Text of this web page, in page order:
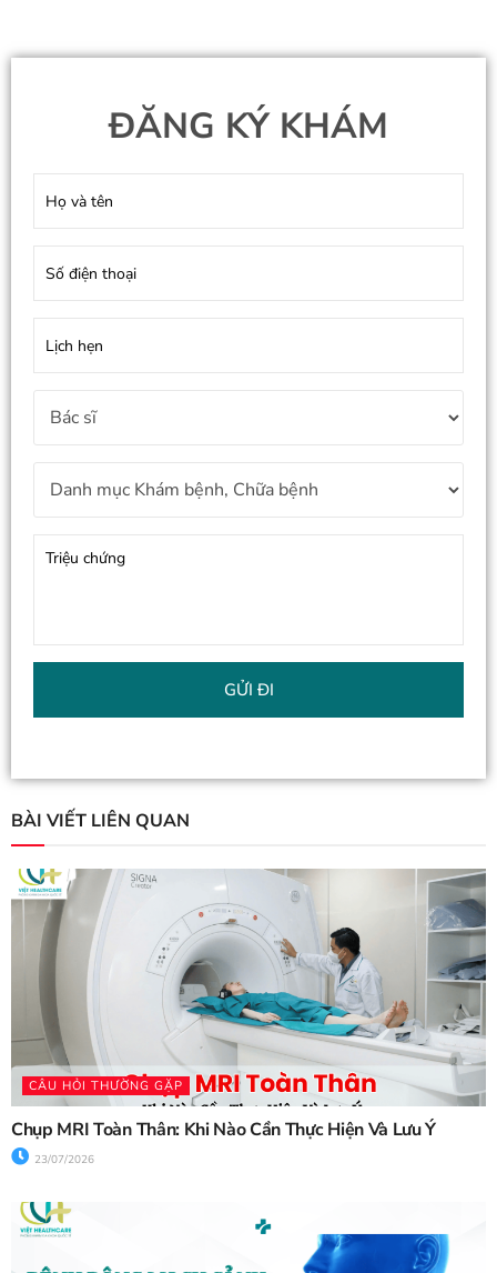
ĐĂNG KÝ KHÁM
BÀI VIẾT LIÊN QUAN
CÂU HỎI THƯỜNG GẶP
Chụp MRI Toàn Thân: Khi Nào Cần Thực Hiện Và Lưu Ý
23/07/2026